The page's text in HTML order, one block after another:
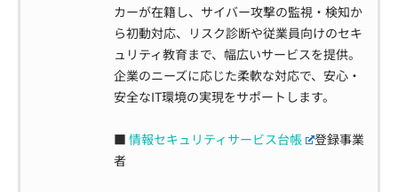
カーが在籍し、サイバー攻撃の監視・検知か
ら初動対応、リスク診断や従業員向けのセキ
ュリティ教育まで、幅広いサービスを提供。
企業のニーズに応じた柔軟な対応で、安心・
安全なIT環境の実現をサポートします。
■ 情報セキュリティサービス台帳
登録事業
者